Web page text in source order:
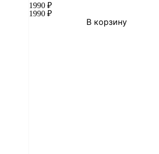
1990 ₽
1990 ₽
В корзину